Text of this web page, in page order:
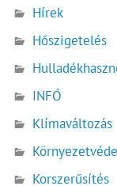
Hírek
Hőszigetelés
INFÓ
Klímaváltozás
Korszerűsítés